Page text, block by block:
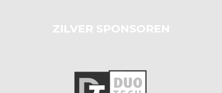
ZILVER SPONSOREN